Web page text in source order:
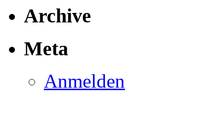
Archive
Meta
Anmelden